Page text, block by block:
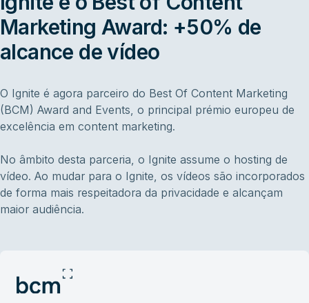
Marketing Award: +50% de
alcance de vídeo
O Ignite é agora parceiro do Best Of Content Marketing
(BCM) Award and Events, o principal prémio europeu de
excelência em content marketing.
No âmbito desta parceria, o Ignite assume o hosting de
vídeo. Ao mudar para o Ignite, os vídeos são incorporados
de forma mais respeitadora da privacidade e alcançam
maior audiência.